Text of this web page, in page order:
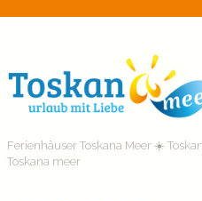
Ferienhäuser Toskana Meer ☀️
Toskana meer